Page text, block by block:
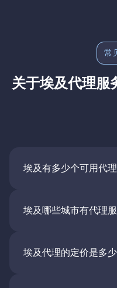
常
关于埃及代理服
埃及有多少个可用代
埃及哪些城市有代理
埃及代理的定价是多少